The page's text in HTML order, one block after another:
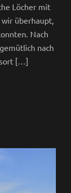
Löcher mit
überhaupt,
Nach
nach
[…]